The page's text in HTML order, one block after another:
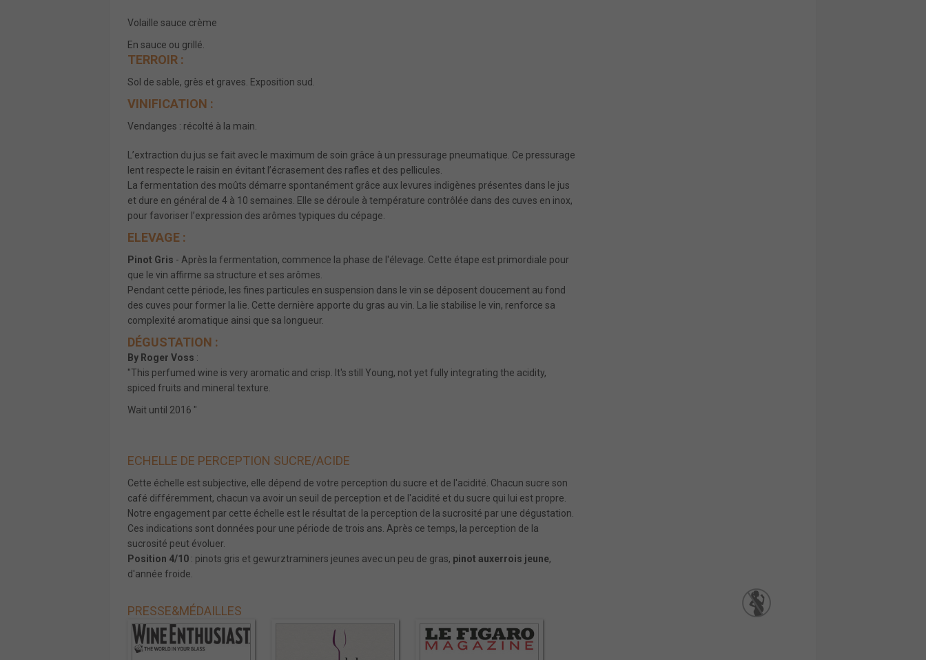
Volaille sauce crème
En sauce ou grillé.
TERROIR :
Sol de sable, grès et graves. Exposition sud.
VINIFICATION :
Vendanges : récolté à la main.
L’extraction du jus se fait avec le maximum de soin grâce à un pressurage pneumatique. Ce pressurage
lent respecte le raisin en évitant l’écrasement des rafles et des pellicules.
La fermentation des moûts démarre spontanément grâce aux levures indigènes présentes dans le jus
et dure en général de 4 à 10 semaines. Elle se déroule à température contrôlée dans des cuves en inox,
pour favoriser l’expression des arômes typiques du cépage.
ELEVAGE :
Pinot Gris - Après la fermentation, commence la phase de l'élevage. Cette étape est primordiale pour
que le vin affirme sa structure et ses arômes.
Pendant cette période, les fines particules en suspension dans le vin se déposent doucement au fond
des cuves pour former la lie. Cette dernière apporte du gras au vin. La lie stabilise le vin, renforce sa
complexité aromatique ainsi que sa longueur.
DÉGUSTATION :
By Roger Voss :
"This perfumed wine is very aromatic and crisp. It's still Young, not yet fully integrating the acidity,
spiced fruits and mineral texture.
Wait until 2016 "
ECHELLE DE PERCEPTION SUCRE/ACIDE
Cette échelle est subjective, elle dépend de votre perception du sucre et de l'acidité. Chacun sucre son
café différemment, chacun va avoir un seuil de perception et de l'acidité et du sucre qui lui est propre.
Notre engagement par cette échelle est le résultat de la perception de la sucrosité par une dégustation.
Ces indications sont données pour une période de trois ans. Après ce temps, la perception de la
sucrosité peut évoluer.
Position 4/10 : pinots gris et gewurztraminers jeunes avec un peu de gras, pinot auxerrois jeune,
d'année froide.
PRESSE&MÉDAILLES